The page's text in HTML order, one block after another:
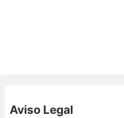
Aviso Legal